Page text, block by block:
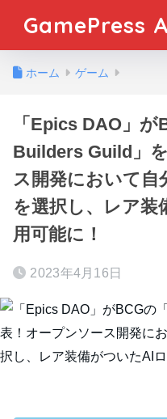
GamePress
ホーム ゲーム
「Epics DAO」
Builders Guild」
ス開発において自
を選択し、レア装
用可能に！
2023年4月16日